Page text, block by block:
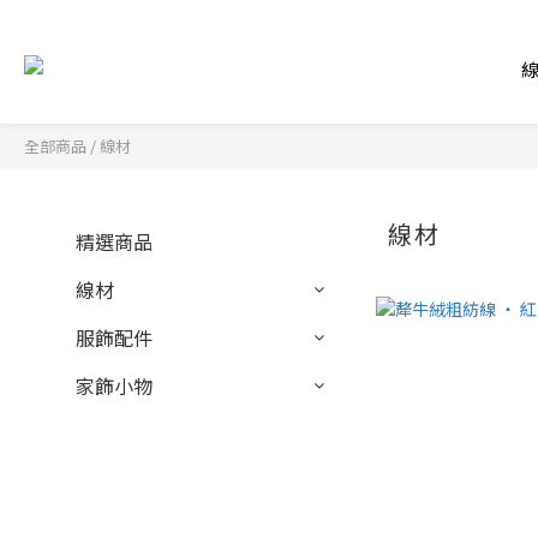
全部商品 / 線材
精選商品
線材
服飾配件
家飾小物
線材